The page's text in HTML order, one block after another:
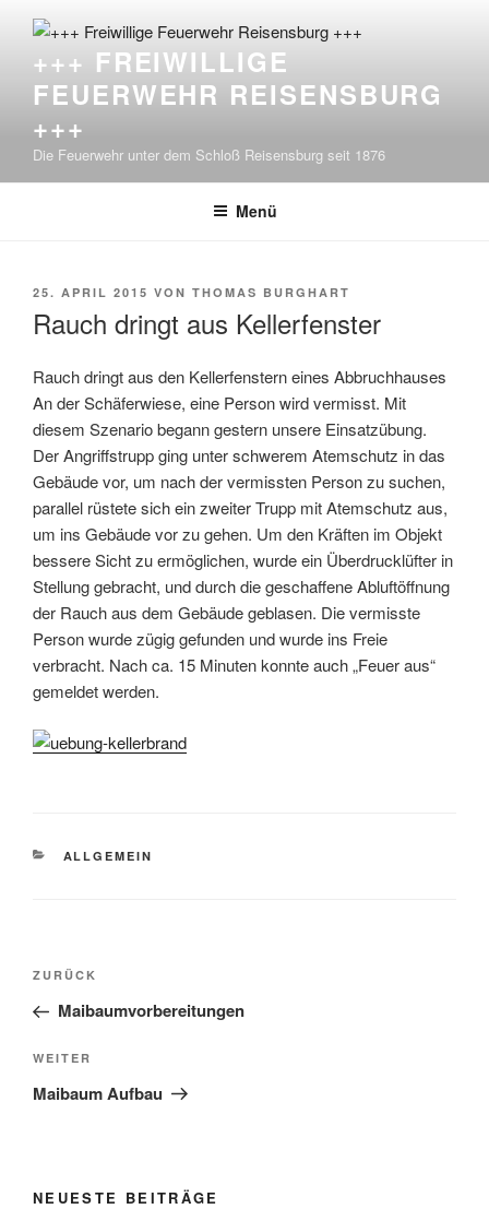
Inhalt
springen+++ FREIWILLIGE
FEUERWEHR REISENSBURG
+++
Die Feuerwehr unter dem Schloß Reisensburg seit 1876
Menü
VERÖFFENTLICHT
25. APRIL 2015 VON THOMAS BURGHART
Rauch dringt aus Kellerfenster
Rauch dringt aus den Kellerfenstern eines Abbruchhauses
An der Schäferwiese, eine Person wird vermisst. Mit
diesem Szenario begann gestern unsere Einsatzübung.
Der Angriffstrupp ging unter schwerem Atemschutz in das
Gebäude vor, um nach der vermissten Person zu suchen,
parallel rüstete sich ein zweiter Trupp mit Atemschutz aus,
um ins Gebäude vor zu gehen. Um den Kräften im Objekt
bessere Sicht zu ermöglichen, wurde ein Überdrucklüfter in
Stellung gebracht, und durch die geschaffene Abluftöffnung
der Rauch aus dem Gebäude geblasen. Die vermisste
Person wurde zügig gefunden und wurde ins Freie
verbracht. Nach ca. 15 Minuten konnte auch „Feuer aus“
gemeldet werden.
KATEGORIEN
ALLGEMEIN
Beitragsnavigation
Vorheriger
Beitrag
ZURÜCK
Maibaumvorbereitungen
Nächster
Beitrag
WEITER
Maibaum Aufbau
NEUESTE BEITRÄGE